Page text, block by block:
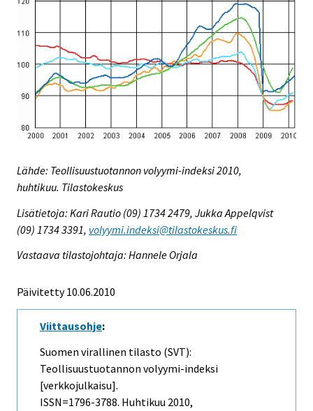
Lähde: Teollisuustuotannon volyymi-indeksi 2010,
huhtikuu. Tilastokeskus
Lisätietoja: Kari Rautio (09) 1734 2479, Jukka Appelqvist
(09) 1734 3391, volyymi.indeksi@tilastokeskus.fi
Vastaava tilastojohtaja: Hannele Orjala
Päivitetty 10.06.2010
Viittausohje:
Suomen virallinen tilasto (SVT):
Teollisuustuotannon volyymi-indeksi
[verkkojulkaisu].
ISSN=1796-3788. Huhtikuu 2010,